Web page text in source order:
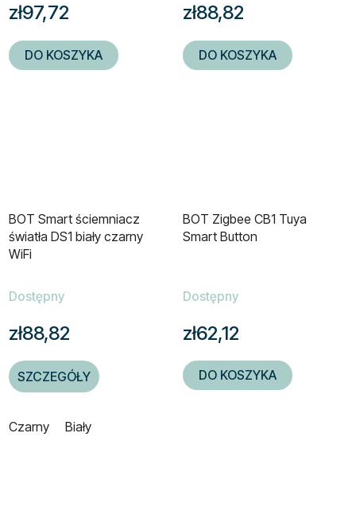
zł97,72
DO KOSZYKA
zł88,82
DO KOSZYKA
BOT Smart ściemniacz
światła DS1 biały czarny
WiFi
Dostępny
zł88,82
SZCZEGÓŁY
Czarny Biały
BOT Zigbee CB1 Tuya
Smart Button
Dostępny
zł62,12
DO KOSZYKA